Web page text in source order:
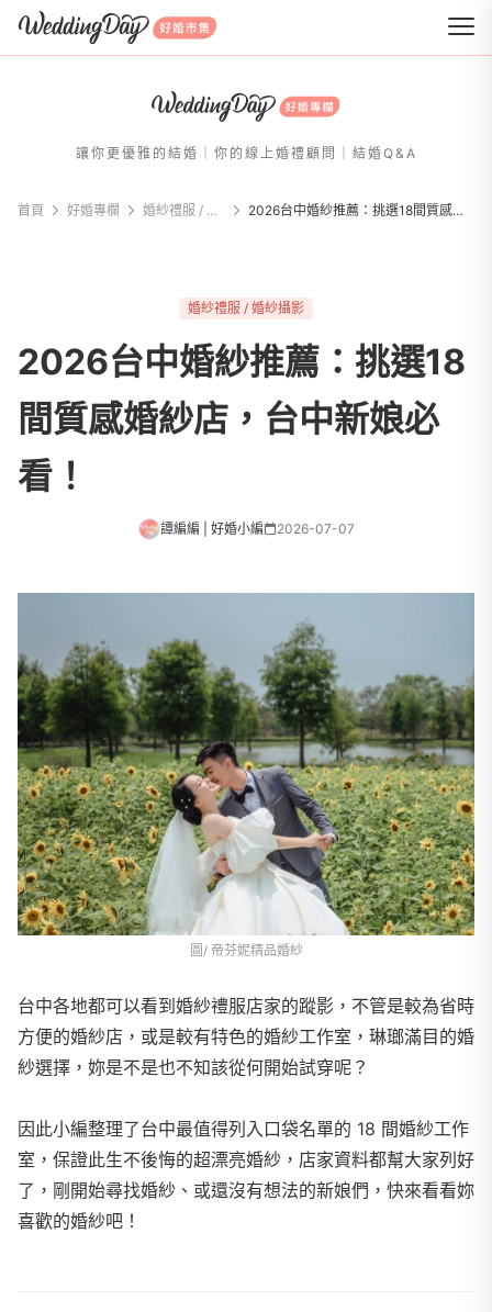
WeddingDay 好婚市集
讓你更優雅的結婚｜你的線上婚禮顧問｜結婚Q&A
首頁 好婚專欄 婚紗禮服 / 婚紗攝影 2026台中婚紗推薦：挑選18間質感婚紗店，台中新娘必看！
婚紗禮服 / 婚紗攝影
2026台中婚紗推薦：挑選18
間質感婚紗店，台中新娘必
看！
譚編編 | 好婚小編 2026-07-07
圖/ 帝芬妮精品婚紗
台中各地都可以看到婚紗禮服店家的蹤影，不管是較為省時
方便的婚紗店，或是較有特色的婚紗工作室，琳瑯滿目的婚
紗選擇，妳是不是也不知該從何開始試穿呢？
因此小編整理了台中最值得列入口袋名單的 18 間婚紗工作
室，保證此生不後悔的超漂亮婚紗，店家資料都幫大家列好
了，剛開始尋找婚紗、或還沒有想法的新娘們，快來看看妳
喜歡的婚紗吧！